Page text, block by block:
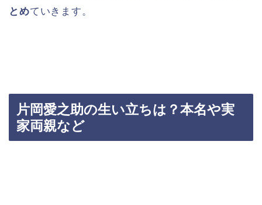
とめていきます。
片岡愛之助の生い立ちは？本名や実
家両親など